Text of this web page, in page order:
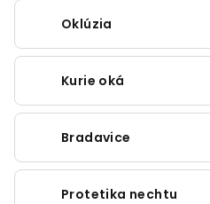
Oklúzia
Kurie oká
Bradavice
Protetika nechtu